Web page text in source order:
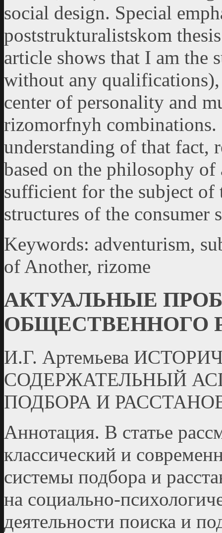
social design. Special
poststrukturalistskom
article shows that I am the
without any
center of personality and
rizomorfnyh
understanding of that fact,
based on the philosophy of
sufficient for the subject
structures of the consumer
Keywords: adventurism,
of Another, rizome
АКТУАЛЬНЫЕ
ОБЩЕСТВЕННОГО
И.Г. Артемьева
СОДЕРЖАТЕЛЬНЫЙ
ПОДБОРА И
Аннотация. В статье
классический и
системы подбора и
на социально-
деятельности поиска и